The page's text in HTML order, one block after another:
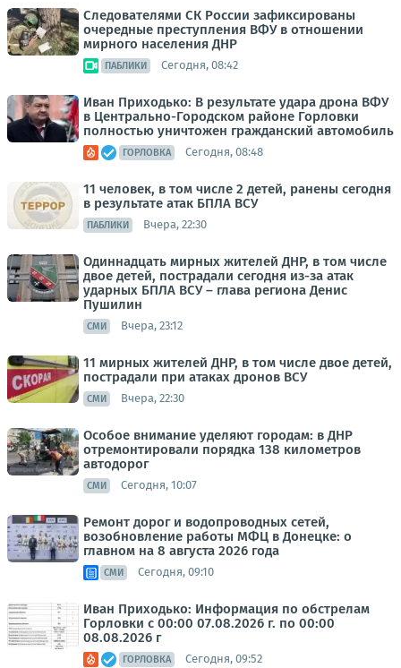
Следователями СК России зафиксированы
очередные преступления ВФУ в отношении
мирного населения ДНР
ПАБЛИКИ Сегодня, 08:42
Иван Приходько: В результате удара дрона ВФУ
в Центрально-Городском районе Горловки
полностью уничтожен гражданский автомобиль
ГОРЛОВКА Сегодня, 08:48
11 человек, в том числе 2 детей, ранены сегодня
в результате атак БПЛА ВСУ
ПАБЛИКИ Вчера, 22:30
Одиннадцать мирных жителей ДНР, в том числе
двое детей, пострадали сегодня из-за атак
ударных БПЛА ВСУ – глава региона Денис
Пушилин
СМИ Вчера, 23:12
11 мирных жителей ДНР, в том числе двое детей,
пострадали при атаках дронов ВСУ
СМИ Вчера, 22:30
Особое внимание уделяют городам: в ДНР
отремонтировали порядка 138 километров
автодорог
СМИ Сегодня, 10:07
Ремонт дорог и водопроводных сетей,
возобновление работы МФЦ в Донецке: о
главном на 8 августа 2026 года
СМИ Сегодня, 09:10
Иван Приходько: Информация по обстрелам
Горловки с 00:00 07.08.2026 г. по 00:00
08.08.2026 г
ГОРЛОВКА Сегодня, 09:52